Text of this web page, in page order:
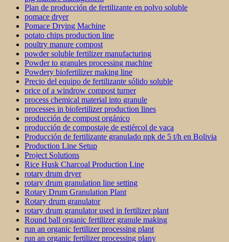
Plan de producción de fertilizante en polvo soluble
pomace dryer
Pomace Drying Machine
potato chips production line
poultry manure compost
powder soluble fertilizer manufacturing
Powder to granules processing machine
Powdery biofertilizer making line
Precio del equipo de fertilizante sólido soluble
price of a windrow compost turner
process chemical material into granule
processes in biofertilizer production lines
producción de compost orgánico
producción de compostaje de estiércol de vaca
Producción de fertilizante granulado npk de 5 t/h en Bolivia
Production Line Setup
Project Solutions
Rice Husk Charcoal Production Line
rotary drum dryer
rotary drum granulation line setting
Rotary Drum Granulation Plant
Rotary drum granulator
rotary drum granulator used in fertilizer plant
Round ball organic fertilizer granule making
run an organic fertilizer processing plant
run an organic fertilizer processing plany